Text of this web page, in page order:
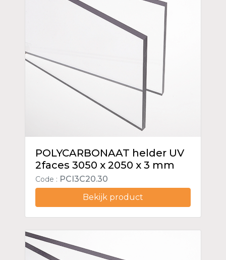
POLYCARBONAAT helder UV
2faces 3050 x 2050 x 3 mm
Code : PCI3C20.30
Bekijk product